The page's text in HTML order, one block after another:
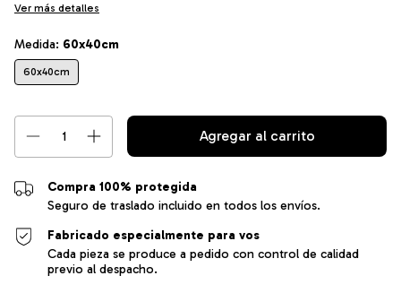
Ver más detalles
Medida: 60x40cm
60x40cm
Compra 100% protegida
Seguro de traslado incluido en todos los envíos.
Fabricado especialmente para vos
Cada pieza se produce a pedido con control de calidad
previo al despacho.